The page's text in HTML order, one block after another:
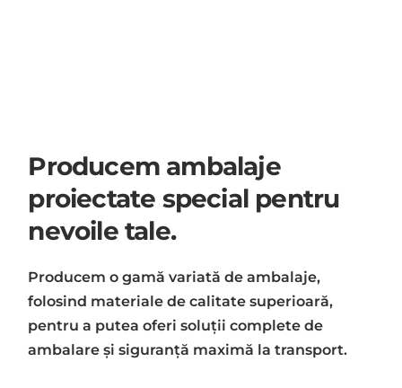
Producem ambalaje
proiectate special pentru
nevoile tale.
Producem o gamă variată de ambalaje,
folosind materiale de calitate superioară,
pentru a putea oferi soluții complete de
ambalare și siguranță maximă la transport.